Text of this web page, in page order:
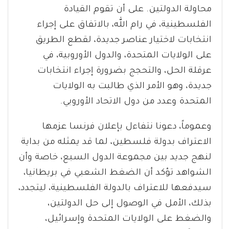
محاولة الدولتين. على أن تقوم القيادة
الفلسطينية، في رام الله، بالاتفاق على إجراء
انتخابات لاختيار عناصر جديدة، لقطع الطريق
على الولايات المتحدة، والدول الأوروبية، في
عرقلة الحل، والتحجج بضرورة إجراء انتخابات
جديدة، وهو الأمر الذي طالبت به الولايات
المتحدة وعدد من دول الاتحاد الأوروبي.
وعموماً، دعونا نتفاءل بإعلان فرنسا عزمها
الاعتراف بدولة فلسطين، لما قد يمثله من بداية
لنهج جديد بين مجموعة الدول السبع، خاصة وأن
الشواهد تؤكد أن الضغط الشعبي في بريطانيا،
سيدفعها للاعتراف بالدولة الفلسطينية، ليتجدد،
بذلك، الأمل في الوصول إلى حل الدولتين،
والضغط على الولايات المتحدة وإسرائيل،